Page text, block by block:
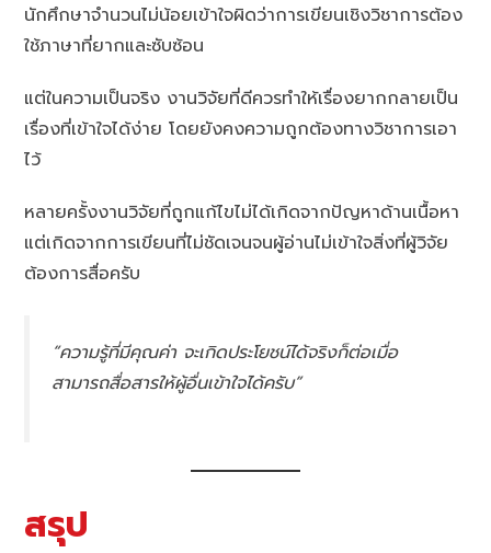
นักศึกษาจำนวนไม่น้อยเข้าใจผิดว่าการเขียนเชิงวิชาการต้อง
ใช้ภาษาที่ยากและซับซ้อน
แต่ในความเป็นจริง งานวิจัยที่ดีควรทำให้เรื่องยากกลายเป็น
เรื่องที่เข้าใจได้ง่าย โดยยังคงความถูกต้องทางวิชาการเอา
ไว้
หลายครั้งงานวิจัยที่ถูกแก้ไขไม่ได้เกิดจากปัญหาด้านเนื้อหา
แต่เกิดจากการเขียนที่ไม่ชัดเจนจนผู้อ่านไม่เข้าใจสิ่งที่ผู้วิจัย
ต้องการสื่อครับ
“ความรู้ที่มีคุณค่า จะเกิดประโยชน์ได้จริงก็ต่อเมื่อ
สามารถสื่อสารให้ผู้อื่นเข้าใจได้ครับ”
สรุป